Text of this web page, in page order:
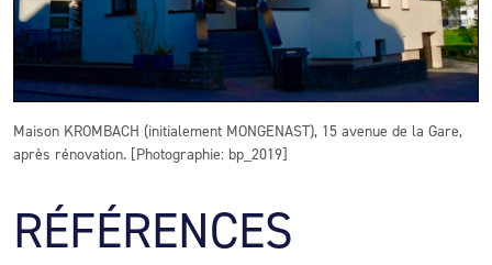
Maison KROMBACH (initialement MONGENAST), 15 avenue de la Gare,
après rénovation. [Photographie: bp_2019]
RÉFÉRENCES